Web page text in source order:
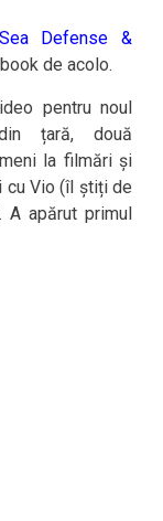
Defense &
de acolo.
pentru noul
țară, două
la filmări și
cu Vio (îl știți de
A apărut primul